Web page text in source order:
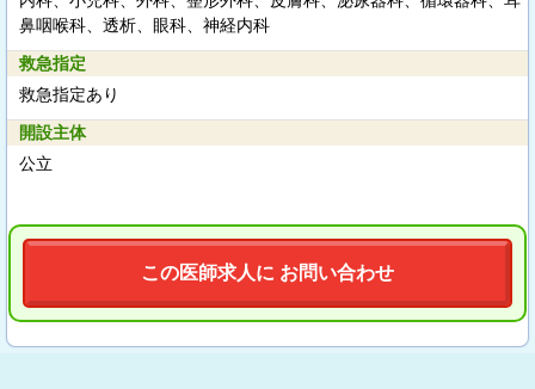
鼻咽喉科、透析、眼科、神経内科
救急指定
救急指定あり
開設主体
公立
この医師求人に お問い合わせ